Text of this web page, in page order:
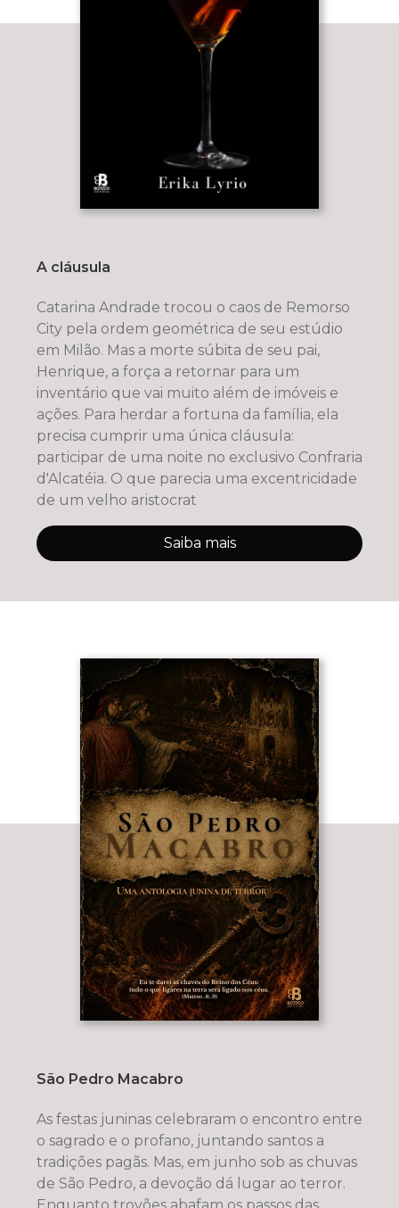
A cláusula
Catarina Andrade trocou o caos de Remorso
City pela ordem geométrica de seu estúdio
em Milão. Mas a morte súbita de seu pai,
Henrique, a força a retornar para um
inventário que vai muito além de imóveis e
ações. Para herdar a fortuna da família, ela
precisa cumprir uma única cláusula:
participar de uma noite no exclusivo Confraria
d'Alcatéia. O que parecia uma excentricidade
de um velho aristocrat
Saiba mais
São Pedro Macabro
As festas juninas celebraram o encontro entre
o sagrado e o profano, juntando santos a
tradições pagãs. Mas, em junho sob as chuvas
de São Pedro, a devoção dá lugar ao terror.